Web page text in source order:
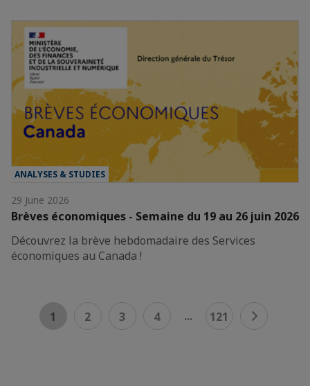
ANALYSES & STUDIES
29 June 2026
Brèves économiques - Semaine du 19 au 26 juin 2026
Découvrez la brève hebdomadaire des Services
économiques au Canada !
1 2 3 4 ... 121